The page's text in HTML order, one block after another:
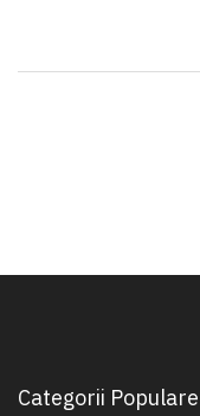
Categorii Populare